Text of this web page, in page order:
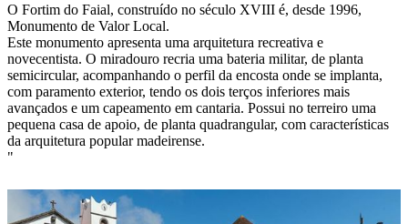
O Fortim do Faial, construído no século XVIII é, desde 1996,
Monumento de Valor Local.
Este monumento apresenta uma arquitetura recreativa e
novecentista. O miradouro recria uma bateria militar, de planta
semicircular, acompanhando o perfil da encosta onde se implanta,
com paramento exterior, tendo os dois terços inferiores mais
avançados e um capeamento em cantaria. Possui no terreiro uma
pequena casa de apoio, de planta quadrangular, com características
da arquitetura popular madeirense.
"